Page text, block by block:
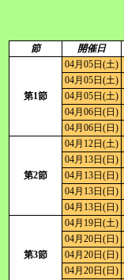
節 開催日
第1節
04月05日(土)
04月05日(土)
04月05日(土)
04月06日(日)
04月06日(日)
第2節
04月12日(土)
04月13日(日)
04月13日(日)
04月13日(日)
04月13日(日)
第3節
04月19日(土)
04月20日(日)
04月20日(日)
04月20日(日)